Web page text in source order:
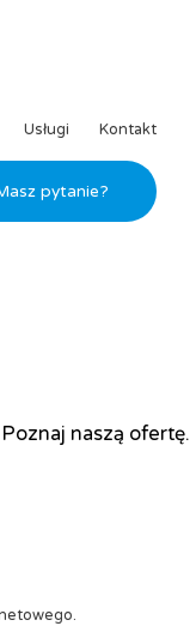
Usługi Kontakt
pytanie?
naszą ofertę.